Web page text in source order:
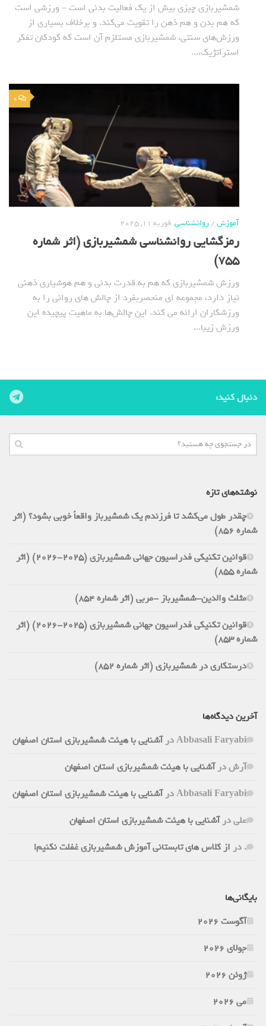
شمشیربازی چیزی بیش از یک فعالیت بدنی است – ورزشی است
که هم بدن و هم ذهن را تقویت می‌کند. و برخلاف بسیاری از
ورزش‌های سنتی، شمشیربازی مستلزم آن است که کودکان تفکر
استراتژیک،...
0
آموزش/روانشناسی فوریه 11, 2025
رمزگشایی روانشناسی شمشیربازی (اثر شماره
755)
ورزش شمشیربازی که هم به قدرت بدنی و هم هوشیاری ذهنی
نیاز دارد، مجموعه ای منحصربفرد از چالش های روانی را به
ورزشکاران ارائه می کند. این چالش‌ها به ماهیت پیچیده این
ورزش زیبا...
دنبال کنید:
نوشته‌های تازه
چقدر طول می‌کشد تا فرزندم یک شمشیرباز واقعاً خوبی بشود؟ (اثر
شماره 856)
قوانین تکنیکی فدراسیون جهانی شمشیربازی (2025-2026) (اثر
شماره 855)
مثلث والدین-شمشیرباز -مربی (اثر شماره 854)
قوانین تکنیکی فدراسیون جهانی شمشیربازی (2025-2026) (اثر
شماره 853)
درستکاری در شمشیربازی (اثر شماره 852)
آخرین دیدگاه‌ها
Abbasali Faryabiدرآشنایی با هیئت شمشیربازی استان اصفهان
آرشدرآشنایی با هیئت شمشیربازی استان اصفهان
Abbasali Faryabiدرآشنایی با هیئت شمشیربازی استان اصفهان
علیدرآشنایی با هیئت شمشیربازی استان اصفهان
.دراز کلاس های تابستانی آموزش شمشیربازی غفلت نکنیم!
بایگانی‌ها
آگوست 2026
جولای 2026
ژوئن 2026
می 2026